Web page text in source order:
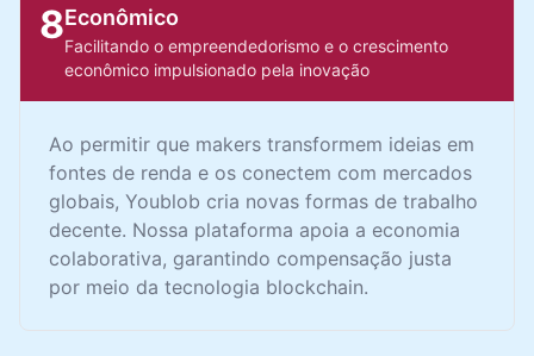
8Econômico
Facilitando o empreendedorismo e o crescimento
econômico impulsionado pela inovação
Ao permitir que makers transformem ideias em
fontes de renda e os conectem com mercados
globais, Youblob cria novas formas de trabalho
decente. Nossa plataforma apoia a economia
colaborativa, garantindo compensação justa
por meio da tecnologia blockchain.